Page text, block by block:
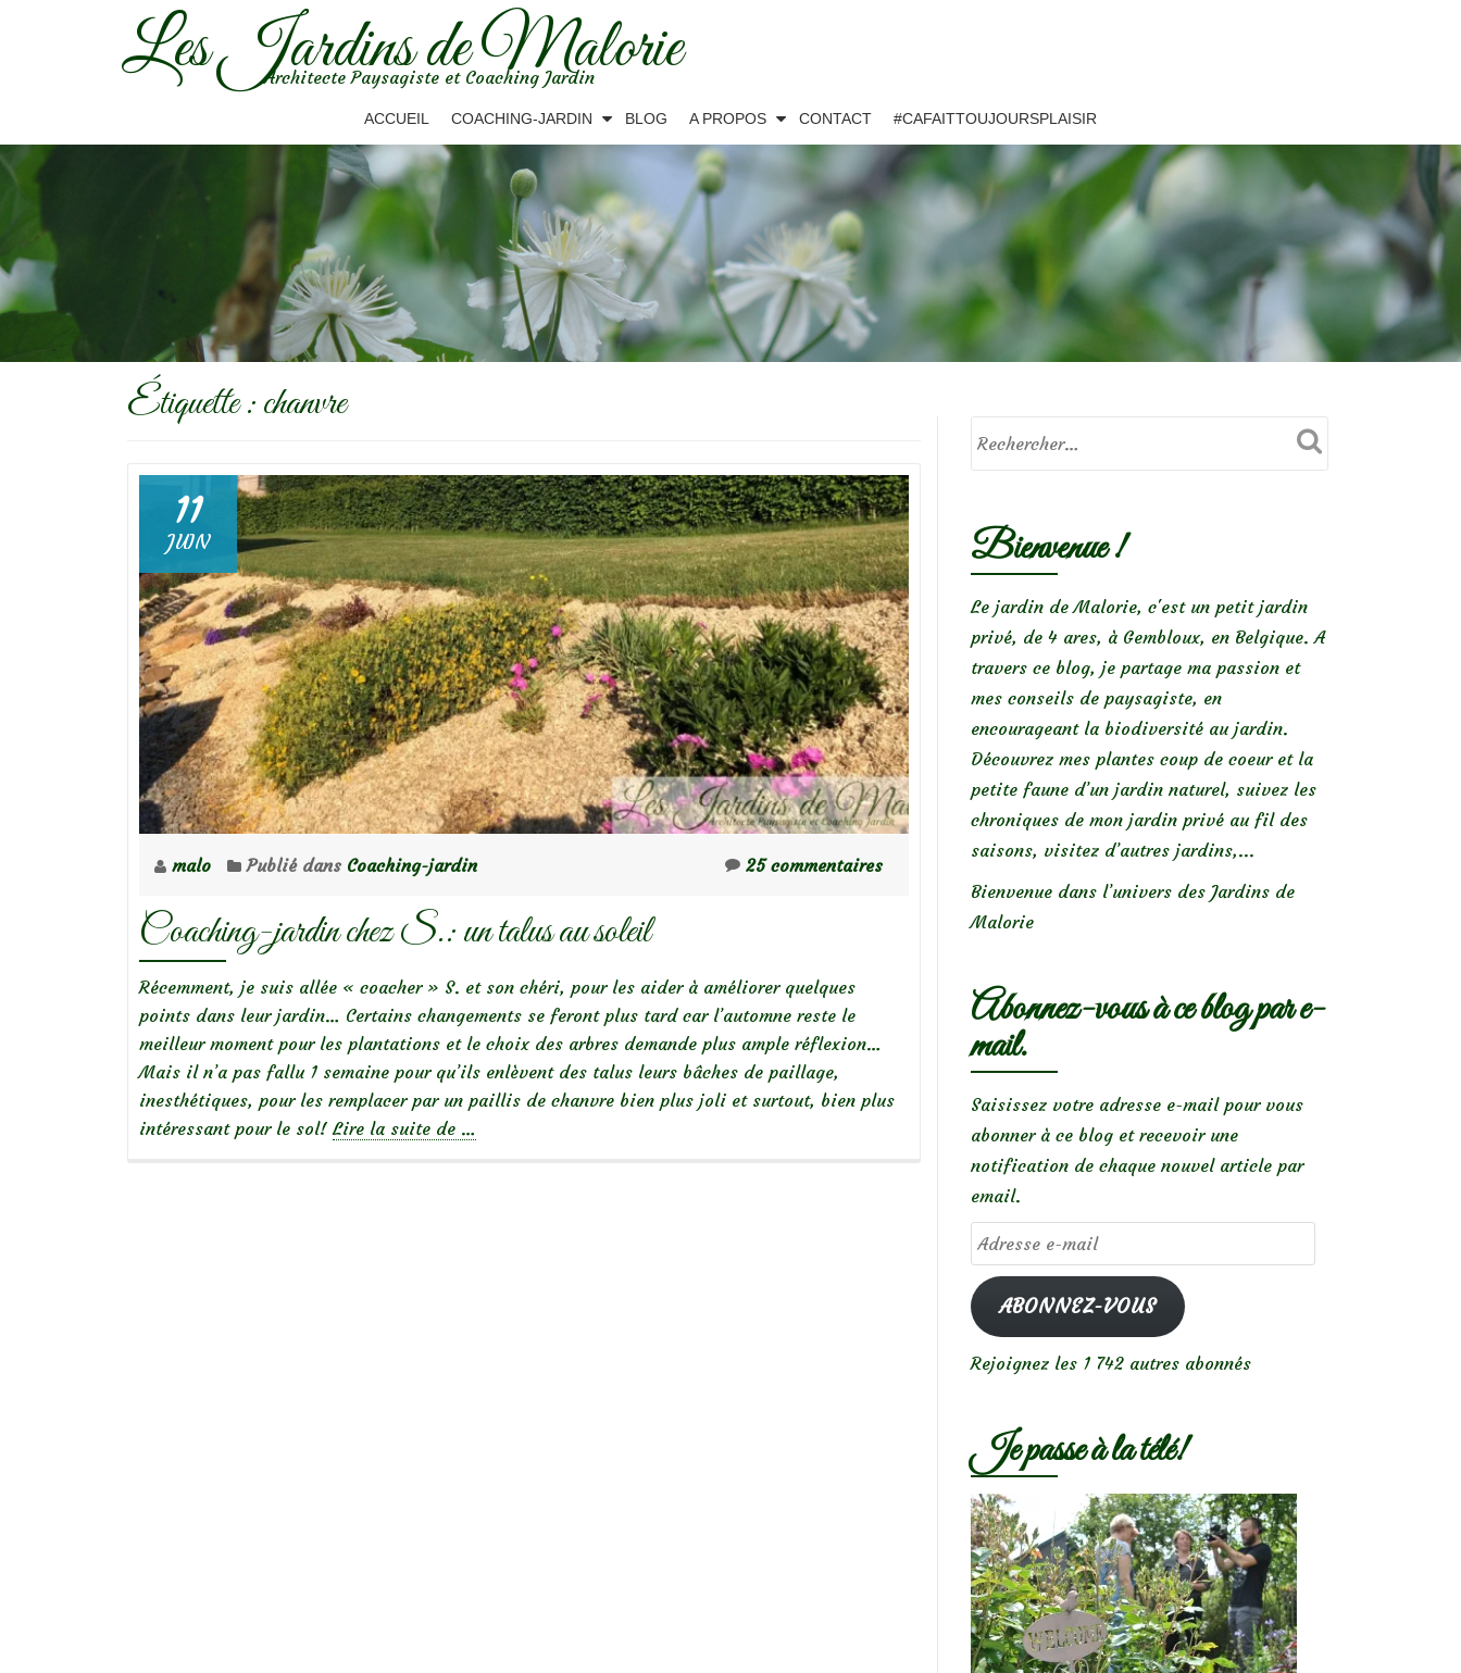
Les Jardins de Malorie
Architecte Paysagiste et Coaching Jardin
ACCUEIL COACHING-JARDIN BLOG A PROPOS CONTACT #CAFAITTOUJOURSPLAISIR
Étiquette :chanvre
11
JUIN
malo Publié dans Coaching-jardin 25 commentaires
Coaching-jardin chez S.: un talus au soleil
Récemment, je suis allée « coacher » S. et son chéri, pour les aider à améliorer quelques
points dans leur jardin… Certains changements se feront plus tard car l’automne reste le
meilleur moment pour les plantations et le choix des arbres demande plus ample réflexion…
Mais il n’a pas fallu 1 semaine pour qu’ils enlèvent des talus leurs bâches de paillage,
inesthétiques, pour les remplacer par un paillis de chanvre bien plus joli et surtout, bien plus
intéressant pour le sol! Lire la suite de …
Bienvenue !
Le jardin de Malorie, c'est un petit jardin
privé, de 4 ares, à Gembloux, en Belgique. A
travers ce blog, je partage ma passion et
mes conseils de paysagiste, en
encourageant la biodiversité au jardin.
Découvrez mes plantes coup de coeur et la
petite faune d’un jardin naturel, suivez les
chroniques de mon jardin privé au fil des
saisons, visitez d’autres jardins,...
Bienvenue dans l’univers des Jardins de
Malorie
Abonnez-vous à ce blog par e-
mail.
Saisissez votre adresse e-mail pour vous
abonner à ce blog et recevoir une
notification de chaque nouvel article par
email.
Adresse
e-
mailABONNEZ-VOUS
Rejoignez les 1 742 autres abonnés
Je passe à la télé!